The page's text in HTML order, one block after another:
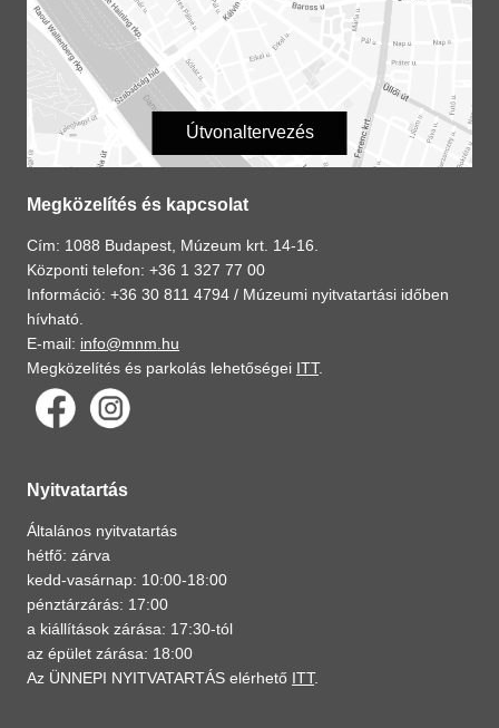
Útvonaltervezés
Megközelítés és kapcsolat
Cím: 1088 Budapest, Múzeum krt. 14-16.
Központi telefon: +36 1 327 77 00
Információ: +36 30 811 4794 / Múzeumi nyitvatartási időben
hívható.
E-mail: info@mnm.hu
Megközelítés és parkolás lehetőségei ITT.
Nyitvatartás
Általános nyitvatartás
hétfő: zárva
kedd-vasárnap: 10:00-18:00
pénztárzárás: 17:00
a kiállítások zárása: 17:30-tól
az épület zárása: 18:00
Az ÜNNEPI NYITVATARTÁS elérhető ITT.